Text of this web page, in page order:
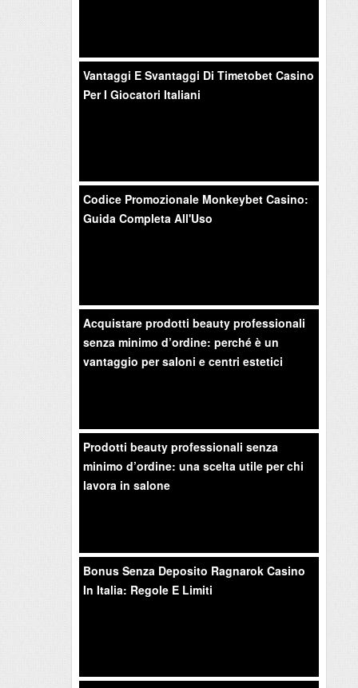
Vantaggi E Svantaggi Di Timetobet Casino
Per I Giocatori Italiani
Codice Promozionale Monkeybet Casino:
Guida Completa All'Uso
Acquistare prodotti beauty professionali
senza minimo d’ordine: perché è un
vantaggio per saloni e centri estetici
Prodotti beauty professionali senza
minimo d’ordine: una scelta utile per chi
lavora in salone
Bonus Senza Deposito Ragnarok Casino
In Italia: Regole E Limiti